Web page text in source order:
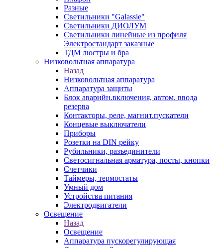
Разные
Светильники "Galassie"
Светильники ДИОЛУМ
Светильники линейные из профиля
Электростандарт заказные
ТДМ люстры и бра
Низковольтная аппаратура
Назад
Низковольтная аппаратура
Аппаратура защиты
Блок аварийн.включения, автом. ввода
резерва
Контакторы, реле, магнит.пускатели
Концевые выключатели
Приборы
Розетки на DIN рейку
Рубильники, разъединители
Светосигнальная арматура, посты, кнопки
Счетчики
Таймеры, термостаты
Умный дом
Устройства питания
Электродвигатели
Освещение
Назад
Освещение
Аппаратура пускорегулирующая